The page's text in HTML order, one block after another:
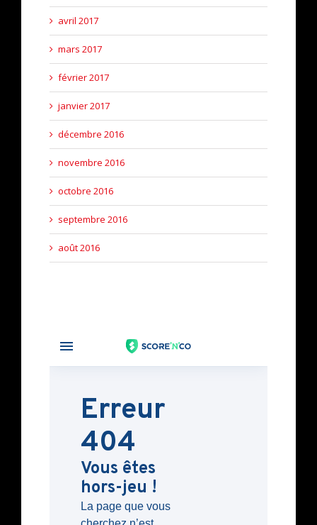
avril 2017
mars 2017
février 2017
janvier 2017
décembre 2016
novembre 2016
octobre 2016
septembre 2016
août 2016